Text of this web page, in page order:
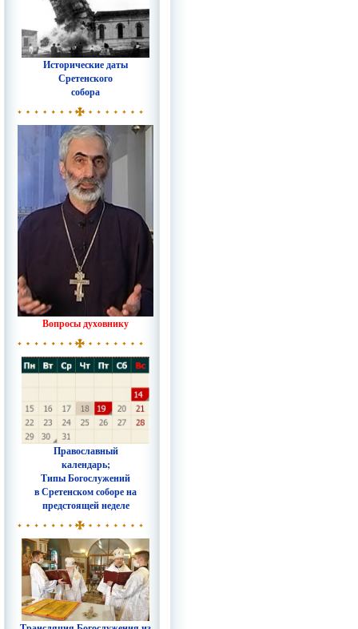
Исторические даты
Сретенского
собора
Вопросы духовнику
Православный
календарь;
Типы Богослужений
в Сретенском соборе на
предстоящей неделе